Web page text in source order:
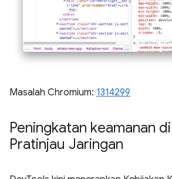
Masalah Chromium: 1314299
Peningkatan keamanan
Pratinjau Jaringan